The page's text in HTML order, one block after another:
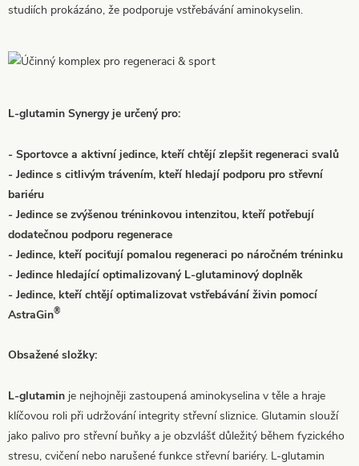
studiích prokázáno, že podporuje vstřebávání aminokyselin.
L-glutamin Synergy je určený pro:
- Sportovce a aktivní jedince, kteří chtějí zlepšit regeneraci svalů
- Jedince s citlivým trávením, kteří hledají podporu pro střevní
bariéru
- Jedince se zvýšenou tréninkovou intenzitou, kteří potřebují
dodatečnou podporu regenerace
- Jedince, kteří pociťují pomalou regeneraci po náročném tréninku
- Jedince hledající optimalizovaný L-glutaminový doplněk
- Jedince, kteří chtějí optimalizovat vstřebávání živin pomocí
AstraGin®
Obsažené složky:
L-glutamin je nejhojněji zastoupená aminokyselina v těle a hraje
klíčovou roli při udržování integrity střevní sliznice. Glutamin slouží
jako palivo pro střevní buňky a je obzvlášť důležitý během fyzického
stresu, cvičení nebo narušené funkce střevní bariéry. L-glutamin